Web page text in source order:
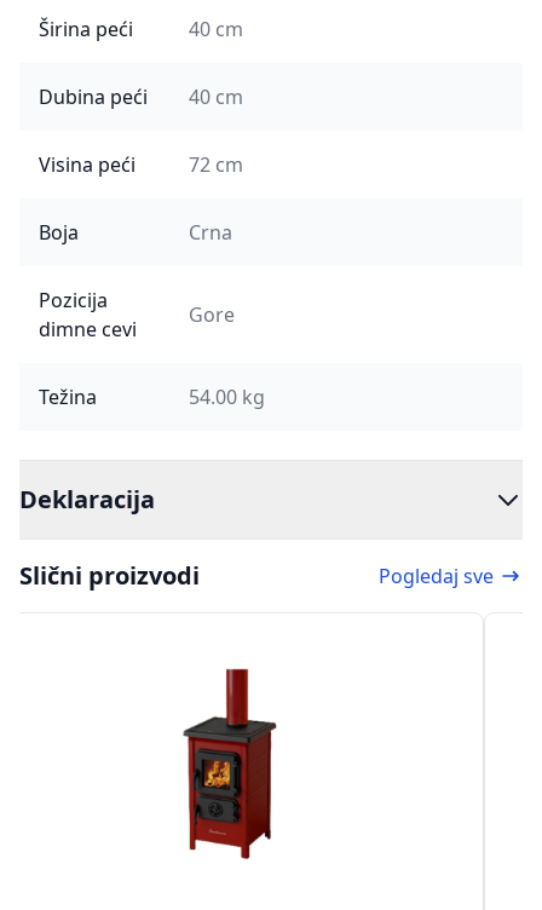
Širina peći 40 cm
Dubina peći 40 cm
Visina peći 72 cm
Boja Crna
Pozicija
dimne cevi
Gore
Težina 54.00 kg
Deklaracija
Slični proizvodi Pogledaj sve